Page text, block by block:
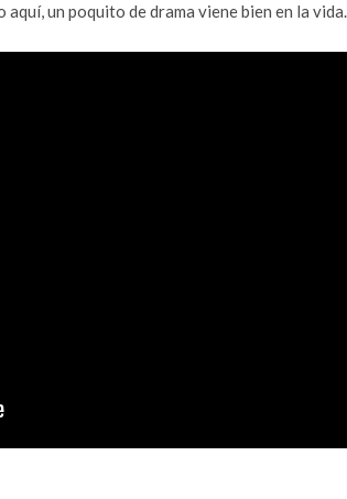
un poquito de drama viene bien en la vida.